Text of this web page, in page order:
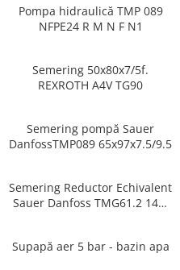
Pompa hidraulică TMP 089
NFPE24 R M N F N1
Semering 50x80x7/5f.
REXROTH A4V TG90
Semering pompă Sauer
DanfossTMP089 65x97x7.5/9.5
Semering Reductor Echivalent
Sauer Danfoss TMG61.2 145-
Supapă aer 5 bar - bazin apa